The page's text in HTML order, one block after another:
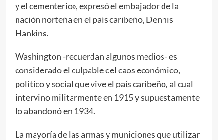
y el cementerio», expresó el embajador de la
nación norteña en el país caribeño, Dennis
Hankins.
Washington -recuerdan algunos medios- es
considerado el culpable del caos económico,
político y social que vive el país caribeño, al cual
intervino militarmente en 1915 y supuestamente
lo abandonó en 1934.
La mayoría de las armas y municiones que utilizan